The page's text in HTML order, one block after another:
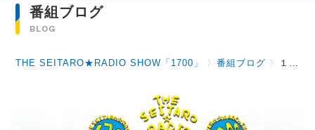
番組ブログ
BLOG
THE SEITARO★RADIO SHOW「1700」 〉番組ブログ 〉 １２月２８日（月）